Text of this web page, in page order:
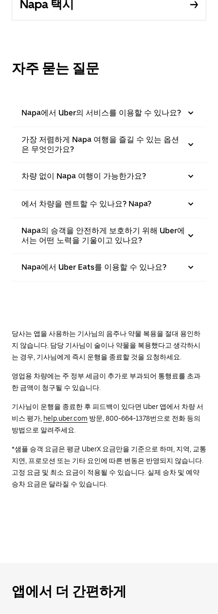
Napa 택시
자주 묻는 질문
Napa에서 Uber의 서비스를 이용할 수 있나요?
가장 저렴하게 Napa 여행을 즐길 수 있는 옵션
은 무엇인가요?
차량 없이 Napa 여행이 가능한가요?
에서 차량을 렌트할 수 있나요? Napa?
Napa의 승객을 안전하게 보호하기 위해 Uber에
서는 어떤 노력을 기울이고 있나요?
Napa에서 Uber Eats를 이용할 수 있나요?
당사는 앱을 사용하는 기사님의 음주나 약물 복용을 절대 용인하
지 않습니다. 담당 기사님이 술이나 약물을 복용했다고 생각하시
는 경우, 기사님에게 즉시 운행을 종료할 것을 요청하세요.
영업용 차량에는 주 정부 세금이 추가로 부과되어 통행료를 초과
한 금액이 청구될 수 있습니다.
기사님이 운행을 종료한 후 피드백이 있다면 Uber 앱에서 차량 서
비스 평가, help.uber.com 방문, 800-664-1378번으로 전화 등의
방법으로 알려주세요.
*샘플 승객 요금은 평균 UberX 요금만을 기준으로 하며, 지역, 교통
지연, 프로모션 또는 기타 요인에 따른 변동은 반영되지 않습니다.
고정 요금 및 최소 요금이 적용될 수 있습니다. 실제 승차 및 예약
승차 요금은 달라질 수 있습니다.
앱에서 더 간편하게